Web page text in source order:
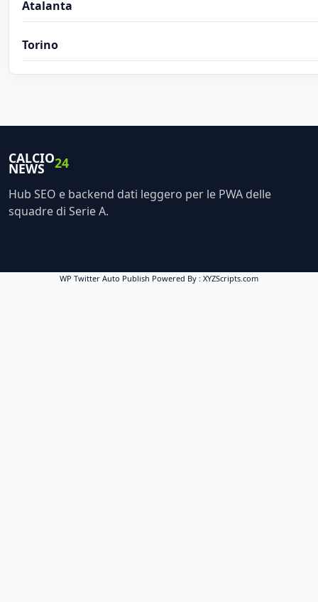
Atalanta
Torino
CALCIO
NEWS 24
Hub SEO e backend dati leggero per le PWA delle
squadre di Serie A.
WP Twitter Auto Publish Powered By : XYZScripts.com